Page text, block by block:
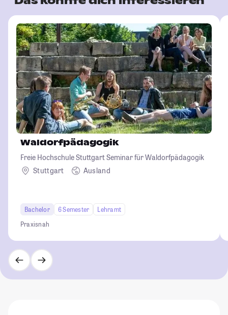
Waldorfpädagogik
Freie Hochschule Stuttgart Seminar für Waldorfpädagogik
Stuttgart
Ausland
Bachelor 6 Semester
Lehramt
Praxisnah